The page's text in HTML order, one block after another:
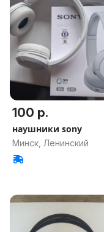
100 р.
наушники sony
Минск, Ленинский